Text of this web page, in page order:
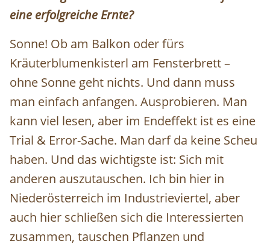
eine erfolgreiche Ernte?
Sonne! Ob am Balkon oder fürs
Kräuterblumenkisterl am Fensterbrett –
ohne Sonne geht nichts. Und dann muss
man einfach anfangen. Ausprobieren. Man
kann viel lesen, aber im Endeffekt ist es eine
Trial & Error-Sache. Man darf da keine Scheu
haben. Und das wichtigste ist: Sich mit
anderen auszutauschen. Ich bin hier in
Niederösterreich im Industrieviertel, aber
auch hier schließen sich die Interessierten
zusammen, tauschen Pflanzen und